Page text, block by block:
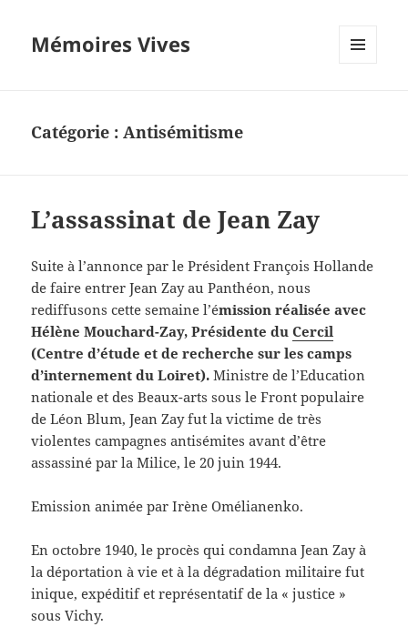
Mémoires Vives
Catégorie :Antisémitisme
L’assassinat de Jean Zay
Suite à l’annonce par le Président François Hollande
de faire entrer Jean Zay au Panthéon, nous
rediffusons cette semaine l’émission réalisée avec
Hélène Mouchard-Zay, Présidente duCercil
(Centre d’étude et de recherche sur les camps
d’internement du Loiret). Ministre de l’Education
nationale et des Beaux-arts sous le Front populaire
de Léon Blum, Jean Zay fut la victime de très
violentes campagnes antisémites avant d’être
assassiné par la Milice, le 20 juin 1944.
Emission animée par Irène Omélianenko.
En octobre 1940, le procès qui condamna Jean Zay à
la déportation à vie et à la dégradation militaire fut
inique, expéditif et représentatif de la « justice »
sous Vichy.